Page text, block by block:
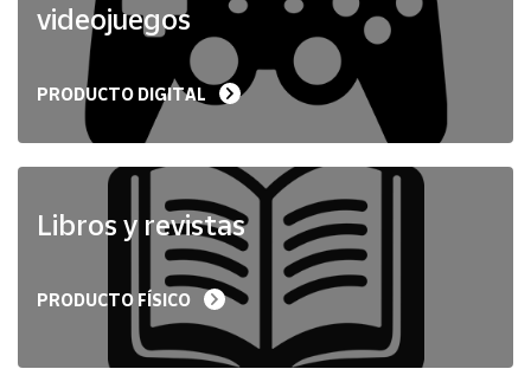
Ubicación
Península
Baleares
Melilla
videojuegos
PRODUCTO DIGITAL
Libros y revistas
PRODUCTO FÍSICO